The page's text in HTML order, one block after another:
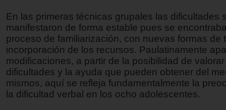
En las primeras técnicas grupales las dificultades
manifestaron de forma estable pues se
proceso de familiarización, con nuevas formas de
incorporación de los recursos. Paulatinamente
modificaciones, a partir de la posibilidad de
dificultades y la ayuda que pueden obtener del
mismos, aquí se refleja fundamentalmente la
la dificultad verbal en los ocho adolescentes.